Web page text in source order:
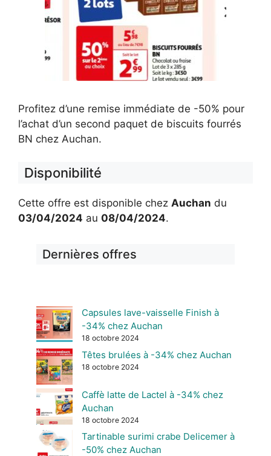
Profitez d’une remise immédiate de -50% pour
l’achat d’un second paquet de biscuits fourrés
BN chez Auchan.
Disponibilité
Cette offre est disponible chez Auchan du
03/04/2024 au 08/04/2024.
Dernières offres
Capsules lave-vaisselle Finish à
-34% chez Auchan
18 octobre 2024
Têtes brulées à -34% chez Auchan
18 octobre 2024
Caffè latte de Lactel à -34% chez
Auchan
18 octobre 2024
Tartinable surimi crabe Delicemer à
-50% chez Auchan